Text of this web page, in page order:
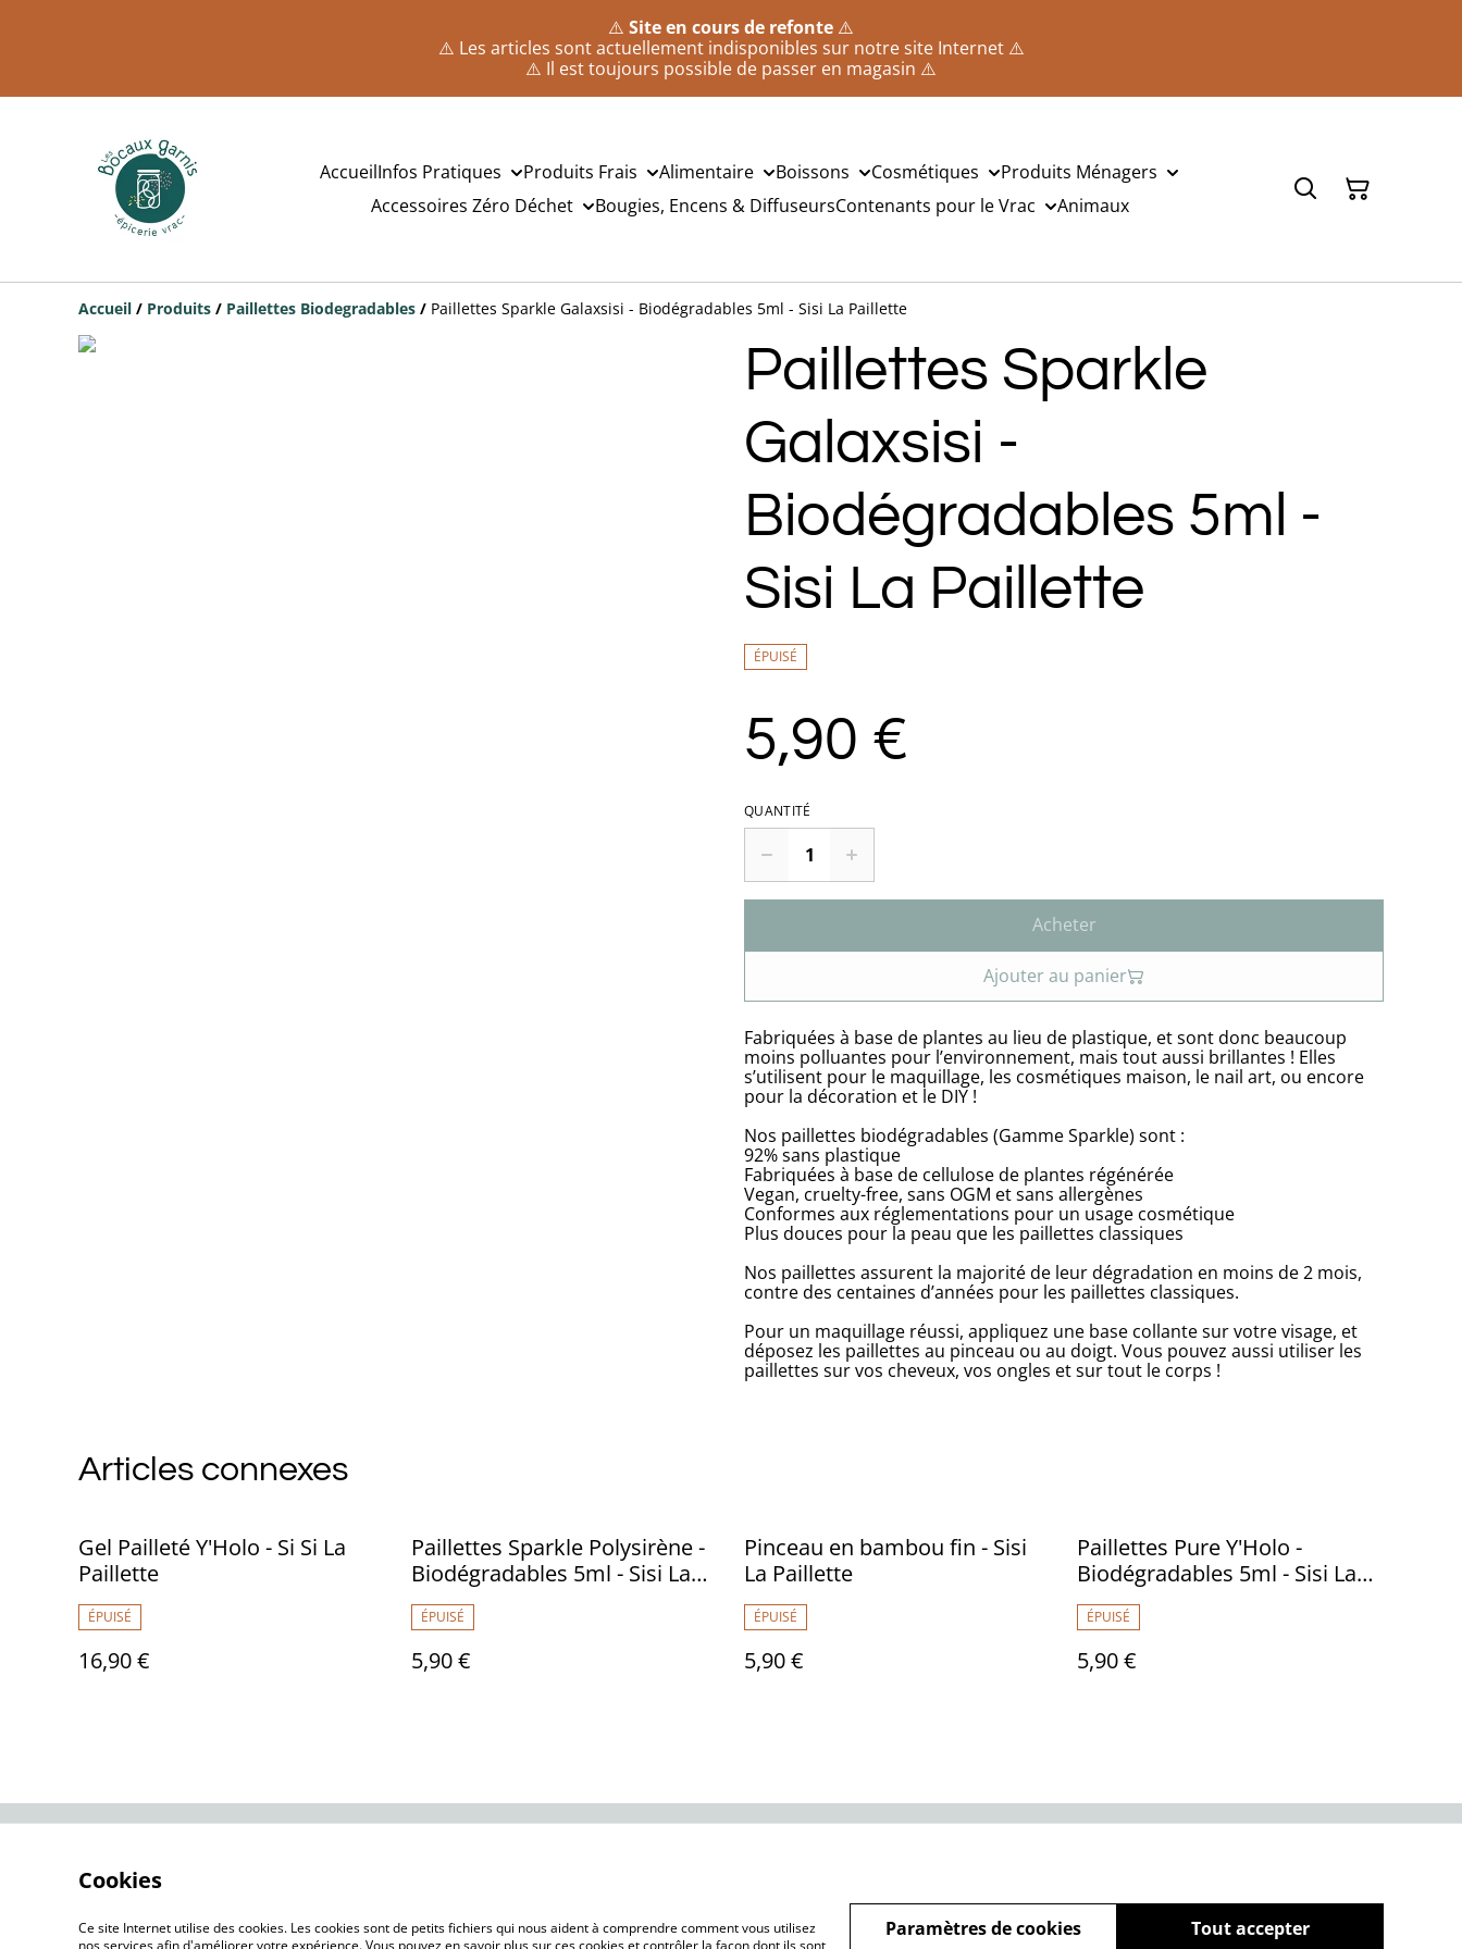
⚠️ Site en cours de refonte ⚠️
⚠️ Les articles sont actuellement indisponibles sur notre site Internet ⚠️
⚠️ Il est toujours possible de passer en magasin ⚠️
AccueilInfos Pratiques Produits Frais Alimentaire Boissons Cosmétiques
Produits Ménagers
Accessoires Zéro Déchet
Bougies, Encens & DiffuseursContenants pour le Vrac Animaux
Accueil / Produits / Paillettes Biodegradables / Paillettes Sparkle Galaxsisi - Biodégradables 5ml - Sisi La Paillette
Paillettes Sparkle
Galaxsisi -
Biodégradables 5ml -
Sisi La Paillette
ÉPUISÉ
5,90 €
QUANTITÉ
Acheter
Ajouter au panier
Fabriquées à base de plantes au lieu de plastique, et sont donc beaucoup
moins polluantes pour l’environnement, mais tout aussi brillantes ! Elles
s’utilisent pour le maquillage, les cosmétiques maison, le nail art, ou encore
pour la décoration et le DIY !
Nos paillettes biodégradables (Gamme Sparkle) sont :
92% sans plastique
Fabriquées à base de cellulose de plantes régénérée
Vegan, cruelty-free, sans OGM et sans allergènes
Conformes aux réglementations pour un usage cosmétique
Plus douces pour la peau que les paillettes classiques
Nos paillettes assurent la majorité de leur dégradation en moins de 2 mois,
contre des centaines d’années pour les paillettes classiques.
Pour un maquillage réussi, appliquez une base collante sur votre visage, et
déposez les paillettes au pinceau ou au doigt. Vous pouvez aussi utiliser les
paillettes sur vos cheveux, vos ongles et sur tout le corps !
Articles connexes
Gel Pailleté Y'Holo - Si Si La
Paillette
ÉPUISÉ
16,90 €
Paillettes Sparkle Polysirène -
Biodégradables 5ml - Sisi La
Paillette
ÉPUISÉ
5,90 €
Pinceau en bambou fin - Sisi
La Paillette
ÉPUISÉ
5,90 €
Paillettes Pure Y'Holo -
Biodégradables 5ml - Sisi La
Paillette
ÉPUISÉ
5,90 €
Cookies
Ce site Internet utilise des cookies. Les cookies sont de petits fichiers qui nous aident à comprendre comment vous utilisez
nos services afin d'améliorer votre expérience. Vous pouvez en savoir plus sur ces cookies et contrôler la façon dont ils sont
Tout accepter
Paramètres de cookies